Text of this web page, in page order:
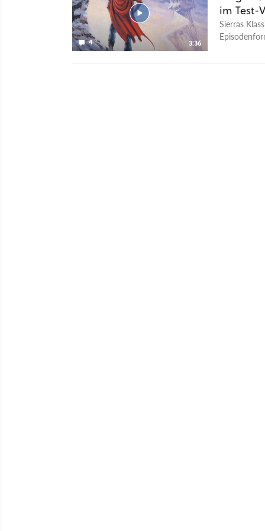
4 3:36
im Test-
Sierras
bieten kann.